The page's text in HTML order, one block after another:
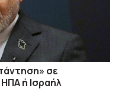
σε
ή Ισραήλ